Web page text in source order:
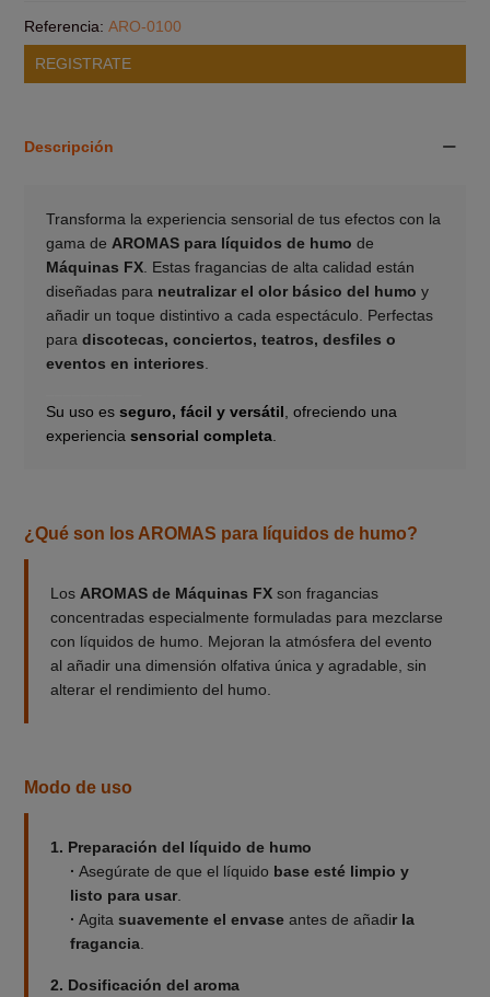
Referencia: ARO-0100
REGISTRATE
Descripción
Transforma la experiencia sensorial de tus efectos con la
gama de AROMAS para líquidos de humo de
Máquinas FX. Estas fragancias de alta calidad están
diseñadas para neutralizar el olor básico del humo y
añadir un toque distintivo a cada espectáculo. Perfectas
para discotecas, conciertos, teatros, desfiles o
eventos en interiores
Su uso es seguro, fácil y versátil , ofreciendo una
experiencia sensorial completa.
¿Qué son los AROMAS para líquidos de humo?
Los AROMAS de Máquinas FXson fragancias
concentradas especialmente formuladas para mezclarse
con líquidos de humo. Mejoran la atmósfera del evento
al añadir una dimensión olfativa única y agradable, sin
alterar el rendimiento del humo.
Modo de uso
1. Preparación del líquido de humo
· Asegúrate de que el líquido base esté limpio y
listo para usar.
· Agita suavemente el envaseantes de añadir la
fragancia.
2. Dosificación del aroma